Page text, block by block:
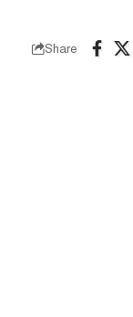
Share